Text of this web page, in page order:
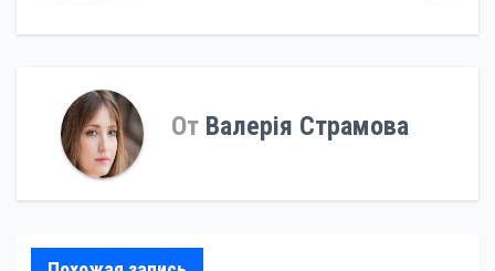
От Валерія Страмова